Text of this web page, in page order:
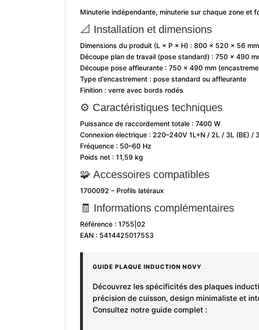
Minuterie indépendante, minuterie sur chaque zone et
📐 Installation et dimensions
Dimensions du produit (L × P × H) : 800 × 520 × 56 mm
Découpe plan de travail (pose standard) : 750 × 490
Découpe pose affleurante : 750 × 490 mm
Type d’encastrement : pose standard ou affleurante
Finition : verre avec bords rodés
⚙️ Caractéristiques techniques
Puissance de raccordement totale : 7400 W
Connexion électrique : 220–240V 1L+N / 2L / 3L (BE) /
Fréquence : 50–60 Hz
Poids net : 11,59 kg
🧩 Accessoires compatibles
1700092 – Profils latéraux
🧾 Informations complémentaires
Référence : 1755|02
EAN : 5414425017553
GUIDE PLAQUE INDUCTION NOVY
Découvrez les spécificités des plaques
précision de cuisson, design minimaliste et
Consultez notre guide complet :